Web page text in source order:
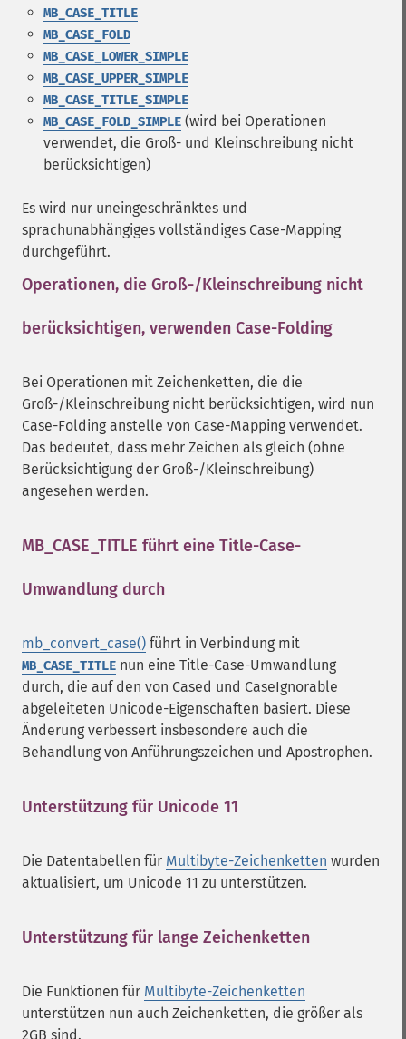
MB_CASE_TITLE
MB_CASE_FOLD
MB_CASE_LOWER_SIMPLE
MB_CASE_UPPER_SIMPLE
MB_CASE_TITLE_SIMPLE
MB_CASE_FOLD_SIMPLE (wird bei Operationen
verwendet, die Groß- und Kleinschreibung nicht
berücksichtigen)
Es wird nur uneingeschränktes und
sprachunabhängiges vollständiges Case-Mapping
durchgeführt.
Operationen, die Groß-/Kleinschreibung nicht
berücksichtigen, verwenden Case-Folding
Bei Operationen mit Zeichenketten, die die
Groß-/Kleinschreibung nicht berücksichtigen, wird nun
Case-Folding anstelle von Case-Mapping verwendet.
Das bedeutet, dass mehr Zeichen als gleich (ohne
Berücksichtigung der Groß-/Kleinschreibung)
angesehen werden.
MB_CASE_TITLE führt eine Title-Case-
Umwandlung durch
mb_convert_case() führt in Verbindung mit
MB_CASE_TITLE nun eine Title-Case-Umwandlung
durch, die auf den von Cased und CaseIgnorable
abgeleiteten Unicode-Eigenschaften basiert. Diese
Änderung verbessert insbesondere auch die
Behandlung von Anführungszeichen und Apostrophen.
Unterstützung für Unicode 11
Die Datentabellen für Multibyte-Zeichenketten wurden
aktualisiert, um Unicode 11 zu unterstützen.
Unterstützung für lange Zeichenketten
Die Funktionen für Multibyte-Zeichenketten
unterstützen nun auch Zeichenketten, die größer als
2GB sind.